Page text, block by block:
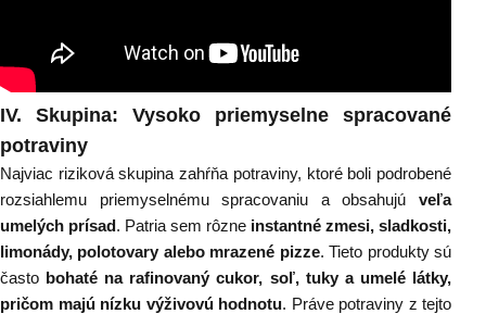
IV. Skupina: Vysoko priemyselne spracované
potraviny
Najviac riziková skupina zahŕňa potraviny, ktoré boli podrobené
rozsiahlemu priemyselnému spracovaniu a obsahujú veľa
umelých prísad. Patria sem rôzne instantné zmesi, sladkosti,
limonády, polotovary alebo mrazené pizze. Tieto produkty sú
často bohaté na rafinovaný cukor, soľ, tuky a umelé látky,
pričom majú nízku výživovú hodnotu. Práve potraviny z tejto